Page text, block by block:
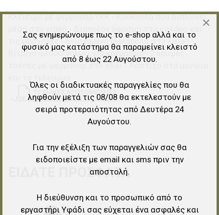
Κλείσιμο με φερμουάρ ΥΚΚ - Κουκούλα που διπλώνει
τις μασχάλες - Ενισχυμένη φακαρόλα στο λαιμό -
Κίτρινο φλούο θηλύκι για κρέμασμα - 2 κρυφές
τσέπες με φερμουάρ στο πλάι - Λάστιχο στα μανίκια
ΤΕΧΝΙΚΈΣ ΛΕΠΤΟΜΈΡΕΙΕΣ
ΕΊΔΑΤΕ ΠΡΌΣΦΑΤΑ
Προσθήκη στα αγαπημένα
×
Σας ενημερώνουμε πως το e-shop αλλά και το
φυσικό μας κατάστημα θα παραμείνει κλειστό
από 8 έως 22 Αυγούστου.
Όλες οι διαδικτυακές παραγγελίες που θα
ληφθούν μετά τις 08/08 θα εκτελεστούν με
σειρά προτεραιότητας από Δευτέρα 24
Αυγούστου.
Για την εξέλιξη των παραγγελιών σας θα
ειδοποιείστε με email και sms πριν την
αποστολή.
Η διεύθυνση και το προσωπικό από το
εργαστήρι Υφάδι σας εύχεται ένα ασφαλές και